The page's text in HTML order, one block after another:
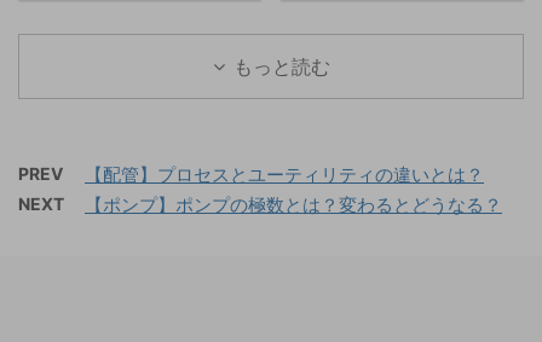
の座面を全面に仕上げた
ものを言います。主に
JPI150、JPI300などの
低圧で使用され ...
ます。 バッファータンク
を設けることで、設備の
イニシャルコスト低減や
ば大きいほど変動許容率
が上がります。 バッファ
はストレーナーは必須で
す。 この記事では大口径
ットデメリットについて
解説します。 バケットス
呼ばれる用語がありま
す。この記事ではこれら
流水の定義は次のように
なります。 静流水
もっと読む
PREV 【配管】プロセスとユーティリティの違いとは？
NEXT 【ポンプ】ポンプの極数とは？変わるとどうなる？